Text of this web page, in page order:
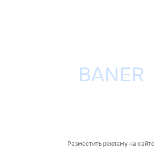
Разместить рекламу на сайте